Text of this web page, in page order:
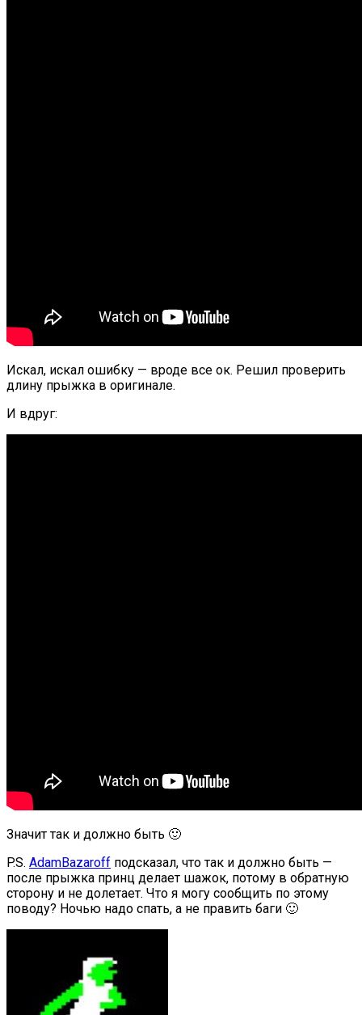
Искал, искал ошибку — вроде все ок. Решил проверить
длину прыжка в оригинале.
И вдруг:
Значит так и должно быть 🙂
P.S. AdamBazaroff подсказал, что так и должно быть —
после прыжка принц делает шажок, потому в обратную
сторону и не долетает. Что я могу сообщить по этому
поводу? Ночью надо спать, а не править баги 🙂